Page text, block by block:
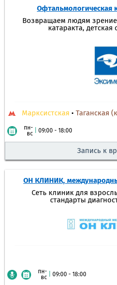
Офтальмологическая
Возвращаем людям
катаракта,
Марксистская • Таганская
пн-
вс
09:00 - 18:00
Запись к
ОН КЛИНИК,
Сеть клиник для
стандарты
пн-
вс
09:00 - 18:00